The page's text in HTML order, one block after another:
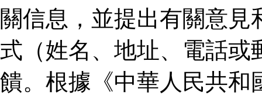
關信息，並提出有關意
式（姓名、地址、電話或
饋。根據《中華人民共和